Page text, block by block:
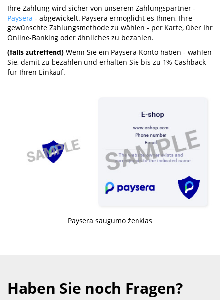
Ihre Zahlung wird sicher von unserem Zahlungspartner -
Paysera - abgewickelt. Paysera ermöglicht es Ihnen, Ihre
gewünschte Zahlungsmethode zu wählen - per Karte, über Ihr
Online-Banking oder ähnliches zu bezahlen.
(falls zutreffend) Wenn Sie ein Paysera-Konto haben - wählen
Sie, damit zu bezahlen und erhalten Sie bis zu 1% Cashback
für Ihren Einkauf.
Paysera saugumo ženklas
Haben Sie noch Fragen?